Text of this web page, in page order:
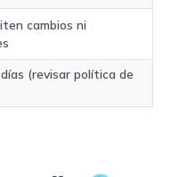
cambios ni
(revisar política de